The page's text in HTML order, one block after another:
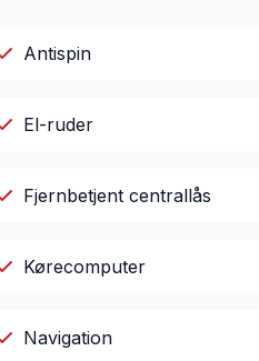
Antispin
El-ruder
Fjernbetjent centrallås
Kørecomputer
Navigation